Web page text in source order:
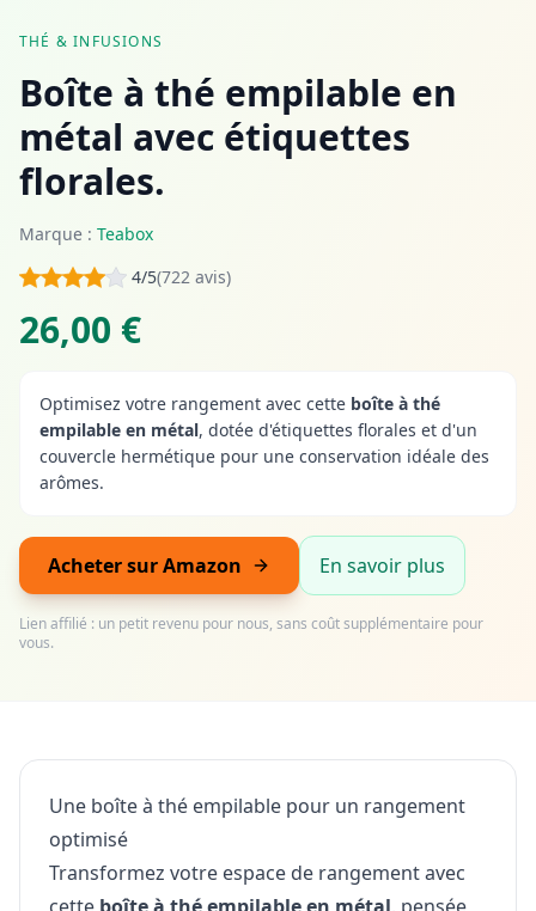
THÉ & INFUSIONS
Boîte à thé empilable en
métal avec étiquettes
florales.
Marque : Teabox
4/5(722 avis)
26,00 €
Optimisez votre rangement avec cette boîte à thé
empilable en métal, dotée d'étiquettes florales et d'un
couvercle hermétique pour une conservation idéale des
arômes.
Acheter sur Amazon En savoir plus
Lien affilié : un petit revenu pour nous, sans coût supplémentaire pour
vous.
Une boîte à thé empilable pour un rangement
optimisé
Transformez votre espace de rangement avec